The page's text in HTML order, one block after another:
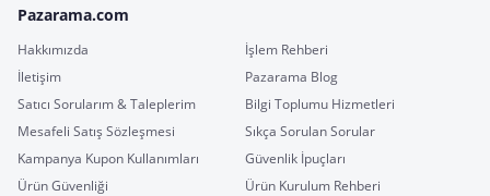
Pazarama.com
Hakkımızda
İşlem Rehberi
İletişim
Pazarama Blog
Satıcı Sorularım & Taleplerim
Bilgi Toplumu Hizmetleri
Mesafeli Satış Sözleşmesi
Sıkça Sorulan Sorular
Kampanya Kupon Kullanımları
Güvenlik İpuçları
Ürün Güvenliği
Ürün Kurulum Rehberi